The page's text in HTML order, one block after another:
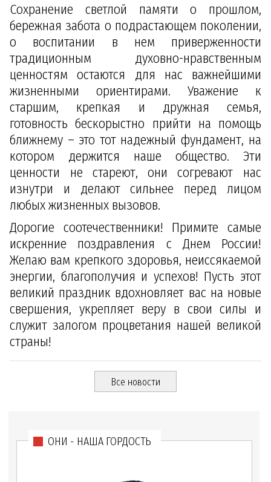
Сохранение светлой памяти о прошлом,
бережная забота о подрастающем поколении,
о воспитании в нем приверженности
традиционным духовно-нравственным
ценностям остаются для нас важнейшими
жизненными ориентирами. Уважение к
старшим, крепкая и дружная семья,
готовность бескорыстно прийти на помощь
ближнему – это тот надежный фундамент, на
котором держится наше общество. Эти
ценности не стареют, они согревают нас
изнутри и делают сильнее перед лицом
любых жизненных вызовов.
Дорогие соотечественники! Примите самые
искренние поздравления с Днем России!
Желаю вам крепкого здоровья, неиссякаемой
энергии, благополучия и успехов! Пусть этот
великий праздник вдохновляет вас на новые
свершения, укрепляет веру в свои силы и
служит залогом процветания нашей великой
страны!
Все новости
ОНИ - НАША ГОРДОСТЬ